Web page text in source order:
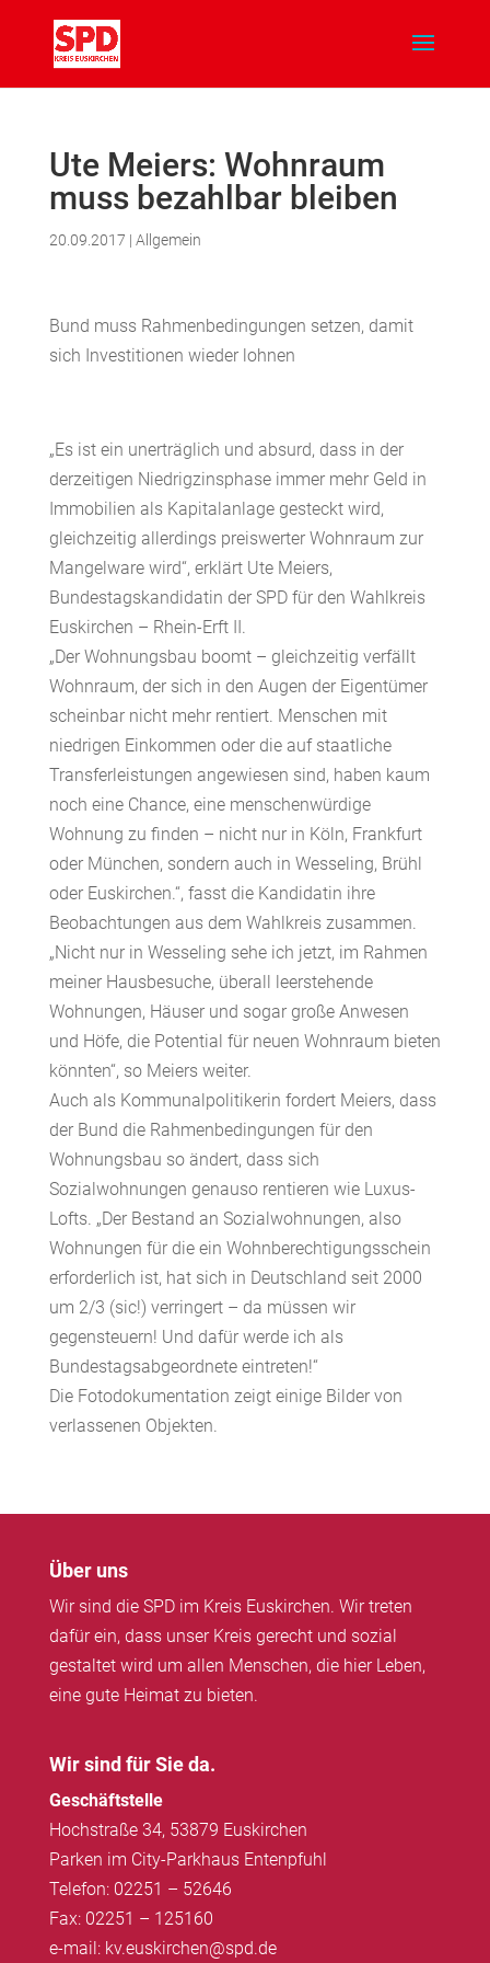
Ute Meiers: Wohnraum
muss bezahlbar bleiben
20.09.2017 | Allgemein
Bund muss Rahmenbedingungen setzen, damit
sich Investitionen wieder lohnen
„Es ist ein unerträglich und absurd, dass in der
derzeitigen Niedrigzinsphase immer mehr Geld in
Immobilien als Kapitalanlage gesteckt wird,
gleichzeitig allerdings preiswerter Wohnraum zur
Mangelware wird“, erklärt Ute Meiers,
Bundestagskandidatin der SPD für den Wahlkreis
Euskirchen – Rhein-Erft II.
„Der Wohnungsbau boomt – gleichzeitig verfällt
Wohnraum, der sich in den Augen der Eigentümer
scheinbar nicht mehr rentiert. Menschen mit
niedrigen Einkommen oder die auf staatliche
Transferleistungen angewiesen sind, haben kaum
noch eine Chance, eine menschenwürdige
Wohnung zu finden – nicht nur in Köln, Frankfurt
oder München, sondern auch in Wesseling, Brühl
oder Euskirchen.“, fasst die Kandidatin ihre
Beobachtungen aus dem Wahlkreis zusammen.
„Nicht nur in Wesseling sehe ich jetzt, im Rahmen
meiner Hausbesuche, überall leerstehende
Wohnungen, Häuser und sogar große Anwesen
und Höfe, die Potential für neuen Wohnraum bieten
könnten“, so Meiers weiter.
Auch als Kommunalpolitikerin fordert Meiers, dass
der Bund die Rahmenbedingungen für den
Wohnungsbau so ändert, dass sich
Sozialwohnungen genauso rentieren wie Luxus-
Lofts. „Der Bestand an Sozialwohnungen, also
Wohnungen für die ein Wohnberechtigungsschein
erforderlich ist, hat sich in Deutschland seit 2000
um 2/3 (sic!) verringert – da müssen wir
gegensteuern! Und dafür werde ich als
Bundestagsabgeordnete eintreten!“
Die Fotodokumentation zeigt einige Bilder von
verlassenen Objekten.
Über uns
Wir sind die SPD im Kreis Euskirchen. Wir treten
dafür ein, dass unser Kreis gerecht und sozial
gestaltet wird um allen Menschen, die hier Leben,
eine gute Heimat zu bieten.
Wir sind für Sie da.
Geschäftstelle
Hochstraße 34, 53879 Euskirchen
Parken im City-Parkhaus Entenpfuhl
Telefon: 02251 – 52646
Fax: 02251 – 125160
e-mail: kv.euskirchen@spd.de